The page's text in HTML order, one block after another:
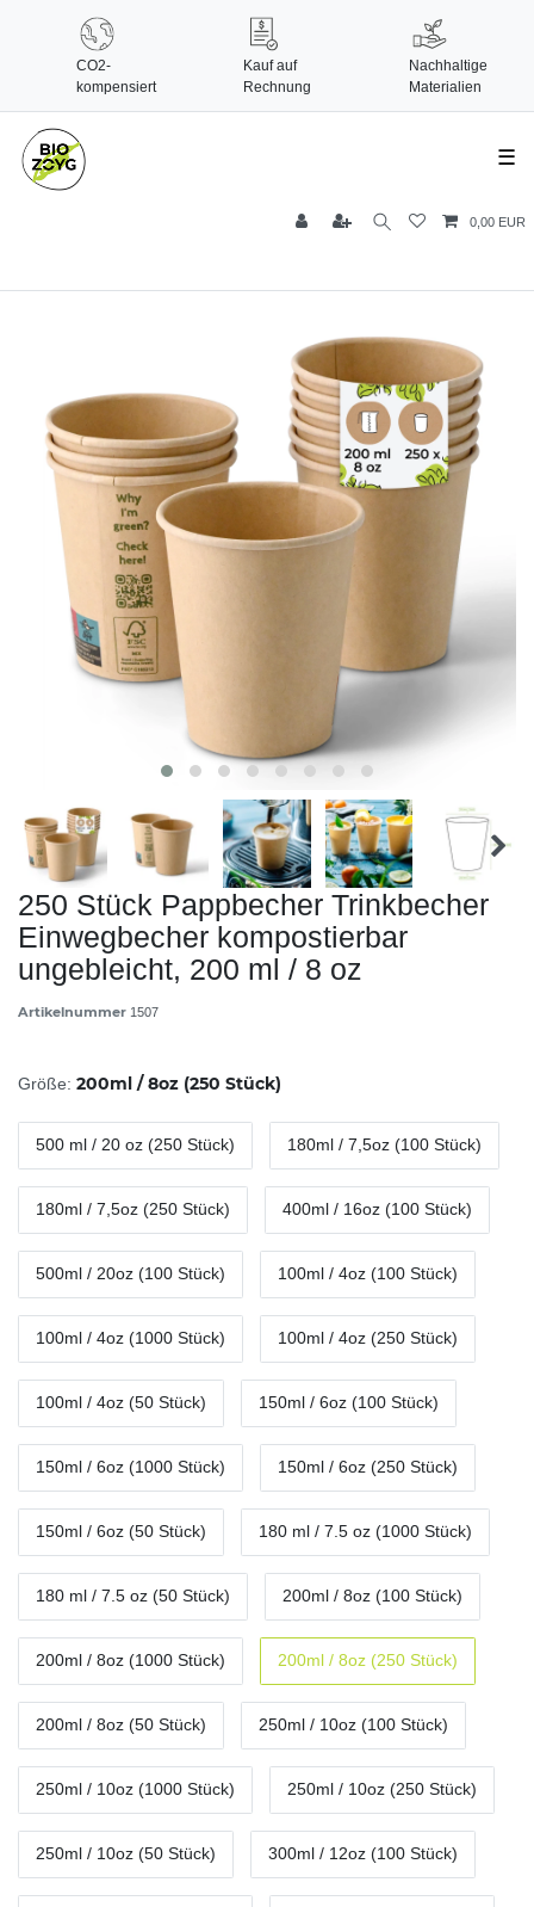
CO2-
kompensiert
Kauf auf
Rechnung
Nachhaltige
Materialien
☰
0,00 EUR
250 Stück Pappbecher Trinkbecher
Einwegbecher kompostierbar
ungebleicht, 200 ml / 8 oz
Artikelnummer 1507
Größe: 200ml / 8oz (250 Stück)
500 ml / 20 oz (250 Stück) 180ml / 7,5oz (100 Stück)
180ml / 7,5oz (250 Stück) 400ml / 16oz (100 Stück)
500ml / 20oz (100 Stück) 100ml / 4oz (100 Stück)
100ml / 4oz (1000 Stück) 100ml / 4oz (250 Stück)
100ml / 4oz (50 Stück) 150ml / 6oz (100 Stück)
150ml / 6oz (1000 Stück) 150ml / 6oz (250 Stück)
150ml / 6oz (50 Stück) 180 ml / 7.5 oz (1000 Stück)
180 ml / 7.5 oz (50 Stück) 200ml / 8oz (100 Stück)
200ml / 8oz (1000 Stück) 200ml / 8oz (250 Stück)
200ml / 8oz (50 Stück) 250ml / 10oz (100 Stück)
250ml / 10oz (1000 Stück) 250ml / 10oz (250 Stück)
250ml / 10oz (50 Stück) 300ml / 12oz (100 Stück)